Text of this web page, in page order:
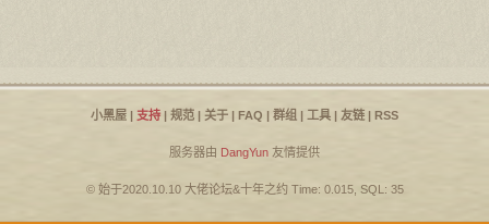
小黑屋 | 支持 | 规范 | 关于 | FAQ | 群组 | 工具 | 友链 | RSS
服务器由 DangYun 友情提供
© 始于2020.10.10 大佬论坛&十年之约Time: 0.015, SQL: 35